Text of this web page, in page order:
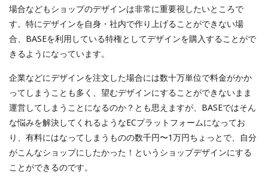
場合などもショップのデザインは非常に重要視したいところで
す。特にデザインを自身・社内で作り上げることができない場
合、BASEを利用している特権としてデザインを購入することがで
きるようになっています。
企業などにデザインを注文した場合には数十万単位で料金がかか
ってしまうことも多く、望むデザインにすることができないまま
運営してしまうことになるのか？とも思えますが、BASEではそん
な悩みを解決してくれるようなECプラットフォームになってお
り、有料にはなってしまうものの数千円〜1万円ちょっとで、自分
がこんなショップにしたかった！というショップデザインにする
ことができるのです。